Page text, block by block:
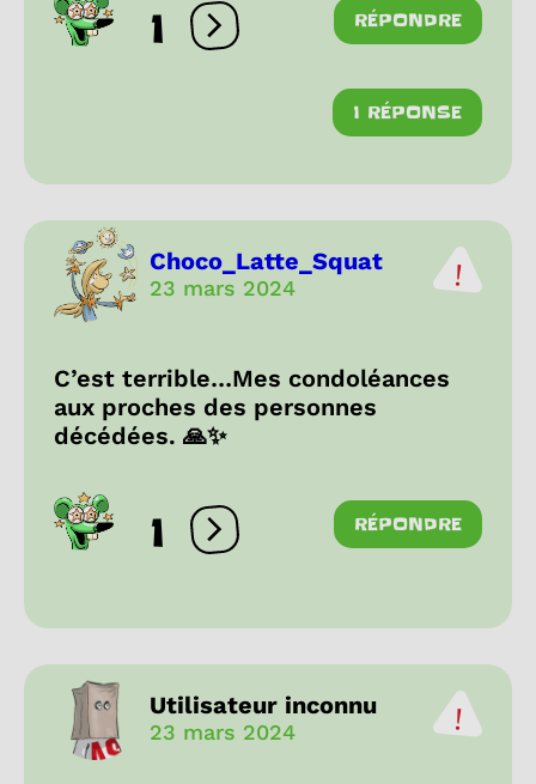
1 Ouvrir les réactions
RÉPONDRE
1 RÉPONSE
Choco_Latte_Squat
23 mars 2024
C’est terrible…Mes condoléances
aux proches des personnes
décédées. 🙏✨
1 Ouvrir les réactions
RÉPONDRE
Utilisateur inconnu
23 mars 2024